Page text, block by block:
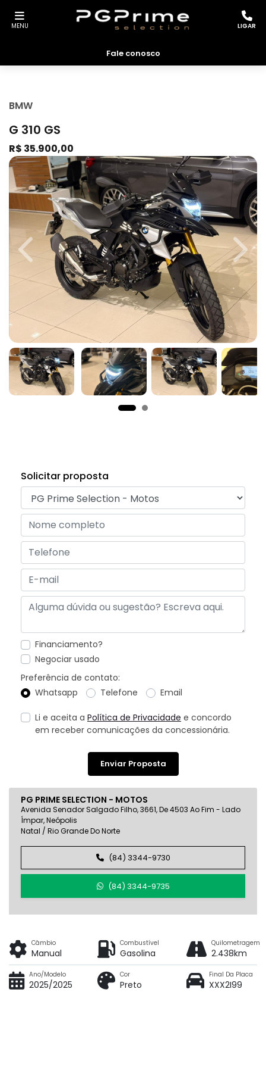
MENU LIGAR
Fale conosco
BMW
G 310 GS
R$ 35.900,00
Previous Next
PG PRIME SELECTION - MOTOS
Avenida Senador Salgado Filho, 3661, De 4503 Ao Fim - Lado
Ímpar, Neópolis
Natal / Rio Grande Do Norte
(84) 3344-9730
(84) 3344-9735
Solicitar proposta
Financiamento?
Negociar usado
Preferência de contato:
Whatsapp
Telefone Email
Li e aceita a Política de Privacidade e concordo
em receber comunicações da concessionária.
Enviar Proposta
Câmbio
Manual
Combustível
Gasolina
Quilometragem
2.438km
Ano/Modelo
2025/2025
Cor
Preto
Final Da Placa
XXX2I99